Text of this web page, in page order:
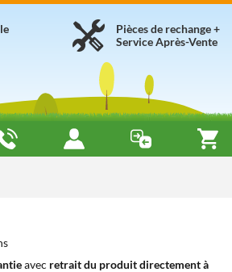
Pièces de rechange +
Service Après-Vente
avec retrait du produit directement à